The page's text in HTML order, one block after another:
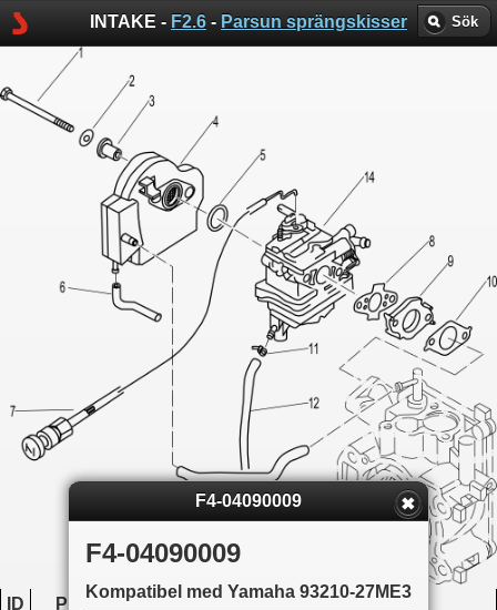
INTAKE - F2.6 - Parsun sprängskisser Sök
ID Produktkod
Namn
F4-04090009
F4-04090009
Kompatibel med Yamaha 93210-27ME3